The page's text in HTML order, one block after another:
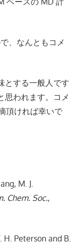
、なんともコメ
とする一般人です
思われます。コメ
頂ければ幸いで
M. J.
Chem. Soc.,
Peterson and B.